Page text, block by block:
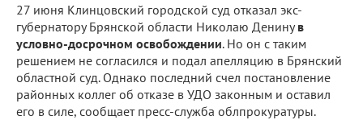
27 июня Клинцовский городской суд отказал экс-
губернатору Брянской области Николаю Денинув
условно-досрочном освобождении. Но он с таким
решением не согласился и подал апелляцию в Брянский
областной суд. Однако последний счел постановление
районных коллег об отказе в УДО законным и оставил
его в силе, сообщает пресс-служба облпрокуратуры.